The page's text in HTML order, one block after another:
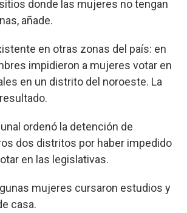
donde las mujeres no tengan
añade.
en otras zonas del país: en
impidieron a mujeres votar en
en un distrito del noroeste. La
ordenó la detención de
dos distritos por haber impedido
en las legislativas.
mujeres cursaron estudios y
casa.